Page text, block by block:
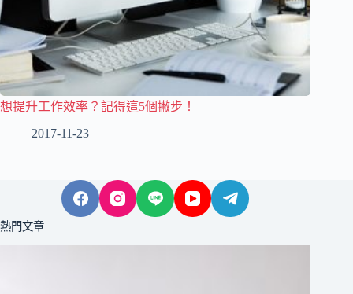
想提升工作效率？記得這5個撇步！
2017-11-23
熱門文章